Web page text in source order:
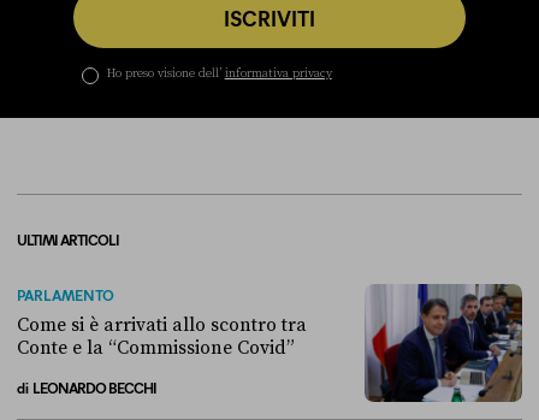
ISCRIVITI
Ho preso visione dell’ informativa privacy
ULTIMI ARTICOLI
PARLAMENTO
Come si è arrivati allo scontro tra
Conte e la “Commissione Covid”
di LEONARDO BECCHI